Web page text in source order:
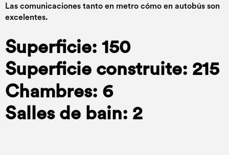
Las comunicaciones tanto en metro cómo en autobús son
excelentes.
Superficie: 150
Superficie construite: 215
Chambres: 6
Salles de bain: 2